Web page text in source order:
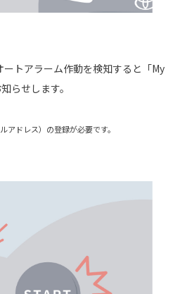
ートアラーム作動を検知すると「My
らせします。
アドレス）の登録が必要です。